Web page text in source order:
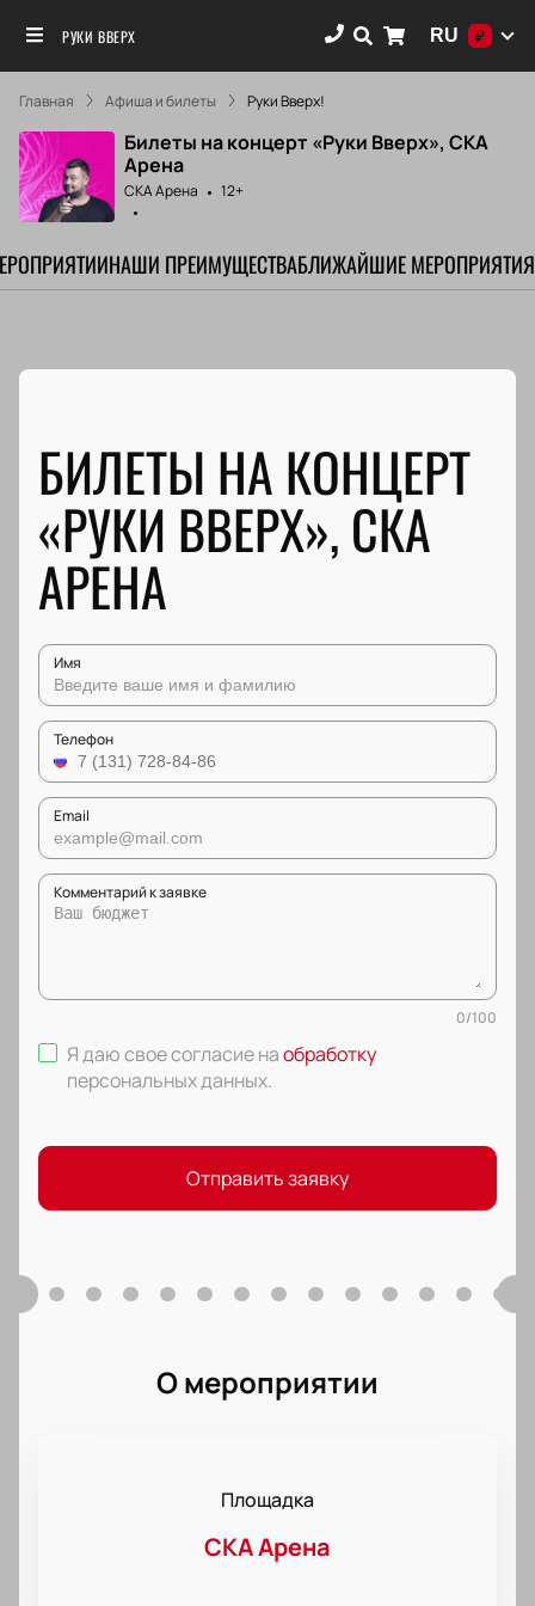
РУКИ ВВЕРХ RU ₽
Главная Афиша и билеты Руки Вверх!
Билеты на концерт «Руки Вверх», СКА
Арена
СКА Арена 12+
НАШИ ПРЕИМУЩЕСТВАБЛИЖАЙШИЕ МЕРОПРИЯТИЯ
БИЛЕТЫ НА КОНЦЕРТ
«РУКИ ВВЕРХ», СКА
АРЕНА
Имя
Телефон
Email
Комментарий к заявке
0/100
Я даю свое согласие наобработку
персональных данных.
Отправить заявку
О мероприятии
Площадка
СКА Арена